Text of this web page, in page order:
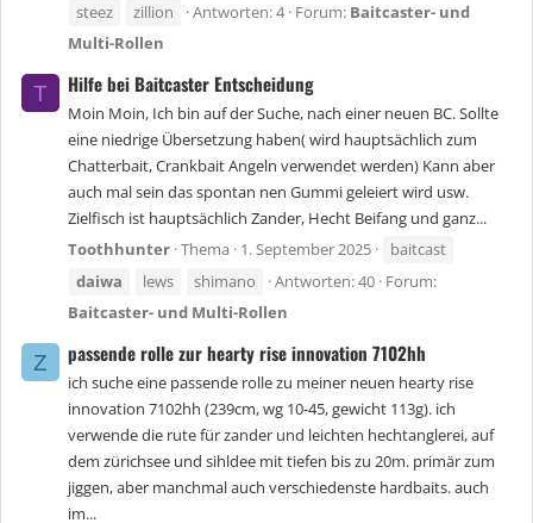
steez
zillion Antworten: 4 Forum: Baitcaster- und
Multi-Rollen
T Hilfe bei Baitcaster Entscheidung
Moin Moin, Ich bin auf der Suche, nach einer neuen BC. Sollte
eine niedrige Übersetzung haben( wird hauptsächlich zum
Chatterbait, Crankbait Angeln verwendet werden) Kann aber
auch mal sein das spontan nen Gummi geleiert wird usw.
Zielfisch ist hauptsächlich Zander, Hecht Beifang und ganz...
Toothhunter Thema 1. September 2025
baitcast
daiwa
lews shimano Antworten: 40 Forum:
Baitcaster- und Multi-Rollen
Z passende rolle zur hearty rise innovation 7102hh
ich suche eine passende rolle zu meiner neuen hearty rise
innovation 7102hh (239cm, wg 10-45, gewicht 113g). ich
verwende die rute für zander und leichten hechtanglerei, auf
dem zürichsee und sihldee mit tiefen bis zu 20m. primär zum
jiggen, aber manchmal auch verschiedenste hardbaits. auch
im...